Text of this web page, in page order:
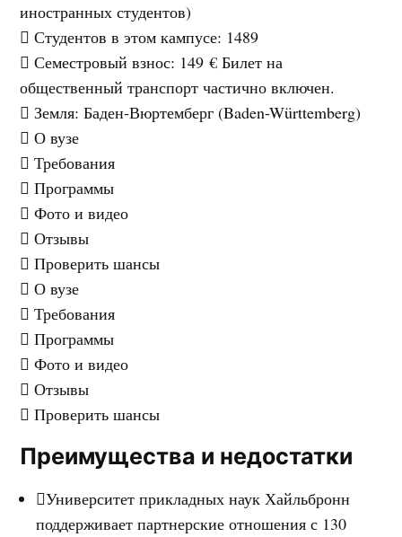
иностранных студентов)
Студентов в этом кампусе: 1489
Семестровый взнос: 149 € Билет на
общественный транспорт частично включен.
Земля: Баден-Вюртемберг (Baden-Württemberg)
О вузе
Требования
Программы
Фото и видео
Отзывы
Проверить шансы
О вузе
Требования
Программы
Фото и видео
Отзывы
Проверить шансы
Преимущества и недостатки
Университет прикладных наук Хайльбронн
поддерживает партнерские отношения с 130